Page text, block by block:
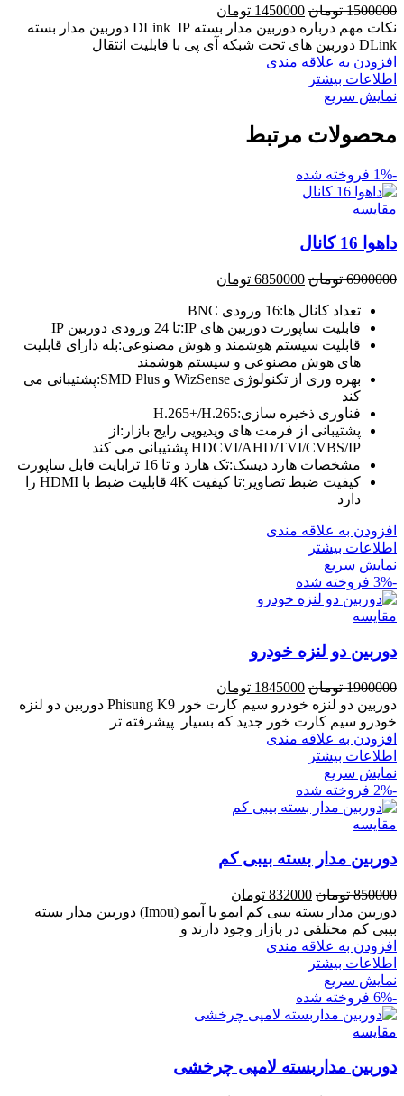
1500000 تومان قیمت
اصلی
1500000 تومان
بود.
1450000 تومان
فعلی
1450000 تومان
نکات مهم درباره دوربین مدار بسته DLink IP دوربین مدار بسته
DLink دوربین های تحت شبکه آی پی با قابلیت انتقال
افزودن به علاقه مندی
اطلاعات بیشتر
نمایش سریع
محصولات مرتبط
-1% فروخته شده
مقايسه
داهوا 16 کانال
6900000 تومان قیمت
6900000 تومان
بود.
6850000 تومان
است.
تعداد کانال ها:16 ورودی BNC
قابلیت ساپورت دوربین های IP:تا 24 ورودی دوربین IP
قابلیت سیستم هوشمند و هوش مصنوعی:بله دارای قابلیت
های هوش مصنوعی و سیستم هوشمند
بهره وری از تکنولوژی WizSense و SMD Plus:پشتیبانی می
کند
فناوری ذخیره سازی:H.265+/H.265
پشتیبانی از فرمت های ویدیویی رایج بازار:از
HDCVI/AHD/TVI/CVBS/IP پشتیبانی می کند
مشخصات هارد دیسک:تک هارد و تا 16 ترابایت قابل ساپورت
کیفیت ضبط تصاویر:تا کیفیت 4K قابلیت ضبط با HDMI را
دارد
افزودن به علاقه مندی
اطلاعات بیشتر
نمایش سریع
-3%
فروخته شده
مقايسه
دوربین دو لنزه خودرو
1900000 تومان قیمت
اصلی
1900000 تومان
بود.
1845000 تومان
فعلی
1845000 تومان
دوربین دو لنزه خودرو سیم کارت خور Phisung K9 دوربین دو لنزه
خودرو سیم کارت خور جدید که بسیار پیشرفته تر
افزودن به علاقه مندی
اطلاعات بیشتر
نمایش سریع
-2%
فروخته شده
مقايسه
دوربین مدار بسته بیبی کم
850000 تومان قیمت
اصلی
850000 تومان
بود.
832000 تومان
فعلی
832000 تومان
دوربین مدار بسته بیبی کم ایمو یا آیمو (Imou) دوربین مدار بسته
بیبی کم مختلفی در بازار وجود دارند و
افزودن به علاقه مندی
اطلاعات بیشتر
نمایش سریع
-6%
فروخته شده
مقايسه
دوربین مداربسته لامپی چرخشی